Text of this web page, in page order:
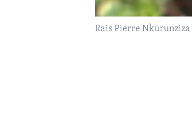
Rais Pierre Nkurunziza